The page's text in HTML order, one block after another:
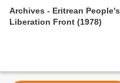
Archives - Eritrean People's
Liberation Front (1978)